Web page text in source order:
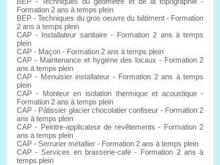
Formation 2 ans à temps plein
BEP - Techniques du gros oeuvre du bâtiment - Formation
2 ans à temps plein
CAP - Installateur sanitaire - Formation 2 ans à temps
plein
CAP - Maçon - Formation 2 ans à temps plein
CAP - Maintenance et hygiène des locaux - Formation 2
ans à temps plein
CAP - Menuisier installateur - Formation 2 ans à temps
plein
CAP - Monteur en isolation thermique et acoustique -
Formation 2 ans à temps plein
CAP - Pâtissier glacier chocolatier confiseur - Formation 2
ans à temps plein
CAP - Peintre-applicateur de revêtements - Formation 2
ans à temps plein
CAP - Serrurier métallier - Formation 2 ans à temps plein
CAP - Services en brasserie-café - Formation 2 ans à
temps plein